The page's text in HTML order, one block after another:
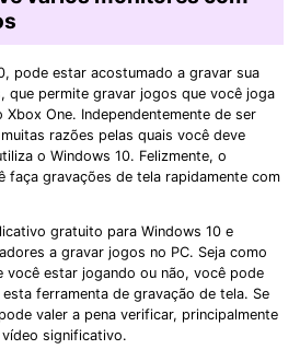
pode estar acostumado a gravar sua
que permite gravar jogos que você joga
One. Independentemente de ser
razões pelas quais você deve
o Windows 10. Felizmente, o
faça gravações de tela rapidamente com
gratuito para Windows 10 e
a gravar jogos no PC. Seja como
você estar jogando ou não, você pode
ferramenta de gravação de tela. Se
valer a pena verificar, principalmente
significativo.